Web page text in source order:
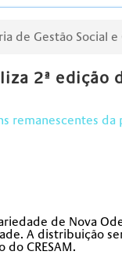
de Gestão Social e
2ª
remanescentes
de Nova
A distribuição
do CRESAM.